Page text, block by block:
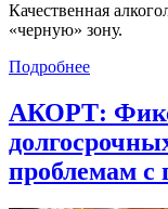
Качественная
«черную» зону.
Подробнее
АКОРТ:
проблемам с